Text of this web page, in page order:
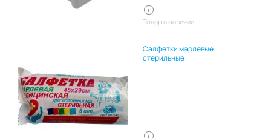
Товар в наличии
Салфетки марлевые
стерильные